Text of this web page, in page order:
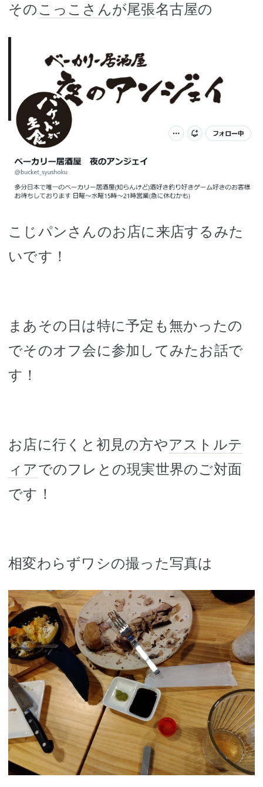
その こっこさんが尾張名古屋の
こじパンさんのお店に来店するみた
いです！
まあその日は特に予定も無かったの
でそのオフ会に参加してみたお話で
す！
お店に行くと初見の方やアストルテ
ィアでのフレとの現実世界のご対面
です！
相変わらずワシの撮った写真は